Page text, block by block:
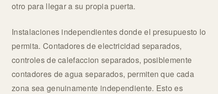
otro para llegar a su propia puerta.
Instalaciones independientes donde el presupuesto lo
permita. Contadores de electricidad separados,
controles de calefaccion separados, posiblemente
contadores de agua separados, permiten que cada
zona sea genuinamente independiente. Esto es